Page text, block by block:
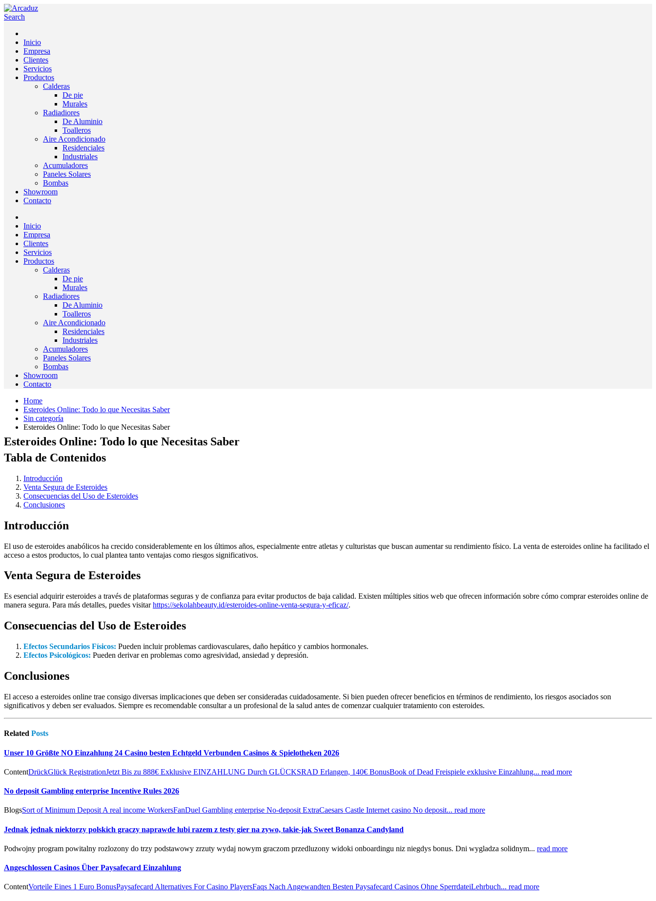
Search
Inicio
Empresa
Clientes
Servicios
Productos
Calderas
De pie
Murales
Radiadiores
De Aluminio
Toalleros
Aire Acondicionado
Residenciales
Industriales
Acumuladores
Paneles Solares
Bombas
Showroom
Contacto
Inicio
Empresa
Clientes
Servicios
Productos
Calderas
De pie
Murales
Radiadiores
De Aluminio
Toalleros
Aire Acondicionado
Residenciales
Industriales
Acumuladores
Paneles Solares
Bombas
Showroom
Contacto
Home
Esteroides Online: Todo lo que Necesitas Saber
Sin categoría
Esteroides Online: Todo lo que Necesitas Saber
Esteroides Online: Todo lo que Necesitas Saber
Tabla de Contenidos
Introducción
Venta Segura de Esteroides
Consecuencias del Uso de Esteroides
Conclusiones
Introducción
El uso de esteroides anabólicos ha crecido considerablemente en los últimos años, especialmente entre atletas y culturistas que buscan aumentar su rendimiento físico. La venta de esteroides online ha facilitado el
acceso a estos productos, lo cual plantea tanto ventajas como riesgos significativos.
Venta Segura de Esteroides
Es esencial adquirir esteroides a través de plataformas seguras y de confianza para evitar productos de baja calidad. Existen múltiples sitios web que ofrecen información sobre cómo comprar esteroides online de
manera segura. Para más detalles, puedes visitarhttps://sekolahbeauty.id/esteroides-online-venta-segura-y-eficaz/.
Consecuencias del Uso de Esteroides
Efectos Secundarios Físicos: Pueden incluir problemas cardiovasculares, daño hepático y cambios hormonales.
Efectos Psicológicos: Pueden derivar en problemas como agresividad, ansiedad y depresión.
Conclusiones
El acceso a esteroides online trae consigo diversas implicaciones que deben ser consideradas cuidadosamente. Si bien pueden ofrecer beneficios en términos de rendimiento, los riesgos asociados son
significativos y deben ser evaluados. Siempre es recomendable consultar a un profesional de la salud antes de comenzar cualquier tratamiento con esteroides.
Related Posts
Unser 10 Größte NO Einzahlung 24 Casino besten Echtgeld Verbunden Casinos & Spielotheken 2026
ContentDrückGlück RegistrationJetzt Bis zu 888€ Exklusive EINZAHLUNG Durch GLÜCKSRAD Erlangen, 140€ BonusBook of Dead Freispiele exklusive Einzahlung... read more
No deposit Gambling enterprise Incentive Rules 2026
BlogsSort of Minimum Deposit A real income WorkersFanDuel Gambling enterprise No-deposit ExtraCaesars Castle Internet casino No deposit... read more
Jednak jednak niektorzy polskich graczy naprawde lubi razem z testy gier na zywo, takie-jak Sweet Bonanza Candyland
Podwojny program powitalny rozlozony do trzy podstawowy zrzuty wydaj nowym graczom przedluzony widoki onboardingu niz niegdys bonus. Dni wygladza solidnym... read more
Angeschlossen Casinos Über Paysafecard Einzahlung
ContentVorteile Eines 1 Euro BonusPaysafecard Alternatives For Casino PlayersFaqs Nach Angewandten Besten Paysafecard Casinos Ohne SperrdateiLehrbuch... read more